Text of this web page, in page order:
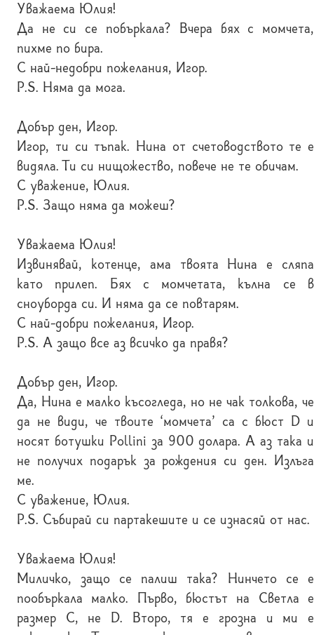
Уважаема Юлия!
Да не си се побъркала? Вчера бях с момчета,
пихме по бира.
С най-недобри пожелания, Игор.
P.S. Няма да мога.
Добър ден, Игор.
Игор, ти си тъпак. Нина от счетоводството те е
видяла. Ти си нищожество, повече не те обичам.
С уважение, Юлия.
P.S. Защо няма да можеш?
Уважаема Юлия!
Извинявай, котенце, ама твоята Нина е сляпа
като прилеп. Бях с момчетата, кълна се в
сноуборда си. И няма да се повтарям.
С най-добри пожелания, Игор.
P.S. А защо все аз всичко да правя?
Добър ден, Игор.
Да, Нина е малко късогледа, но не чак толкова, че
да не види, че твоите ‘момчета’ са с бюст D и
носят ботушки Pollini за 900 долара. А аз така и
не получих подарък за рождения си ден. Излъга
ме.
С уважение, Юлия.
P.S. Събирай си партакешите и се изнасяй от нас.
Уважаема Юлия!
Миличко, защо се палиш така? Нинчето се е
пообъркала малко. Първо, бюстът на Светла е
размер C, не D. Второ, тя е грозна и ми е